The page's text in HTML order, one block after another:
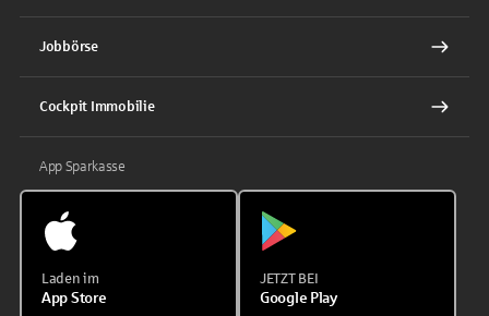
Jobbörse
Cockpit Immobilie
App Sparkasse
Laden im
App Store
JETZT BEI
Google Play